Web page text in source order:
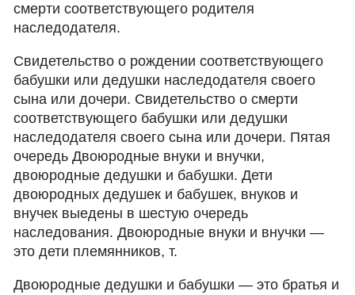
смерти соответствующего родителя
наследодателя.
Свидетельство о рождении соответствующего
бабушки или дедушки наследодателя своего
сына или дочери. Свидетельство о смерти
соответствующего бабушки или дедушки
наследодателя своего сына или дочери. Пятая
очередь Двоюродные внуки и внучки,
двоюродные дедушки и бабушки. Дети
двоюродных дедушек и бабушек, внуков и
внучек выедены в шестую очередь
наследования. Двоюродные внуки и внучки —
это дети племянников, т.
Двоюродные дедушки и бабушки — это братья и